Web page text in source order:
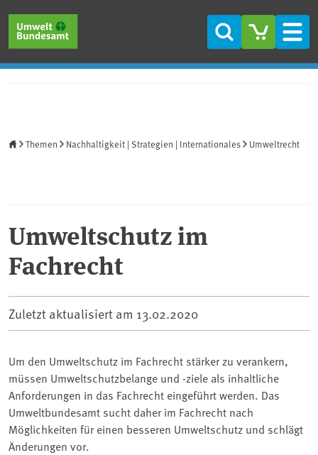
Suche
Themen Nachhaltigkeit | Strategien | Internationales Umweltrecht
Umweltschutz im
Fachrecht
Zuletzt aktualisiert am 13.02.2020
Um den Umweltschutz im Fachrecht stärker zu verankern,
müssen Umweltschutzbelange und -ziele als inhaltliche
Anforderungen in das Fachrecht eingeführt werden. Das
Umweltbundesamt sucht daher im Fachrecht nach
Möglichkeiten für einen besseren Umweltschutz und schlägt
Änderungen vor.